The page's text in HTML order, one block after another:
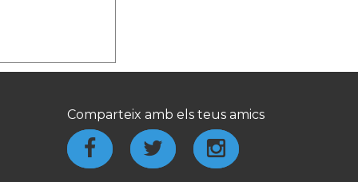
Comparteix amb els teus amics